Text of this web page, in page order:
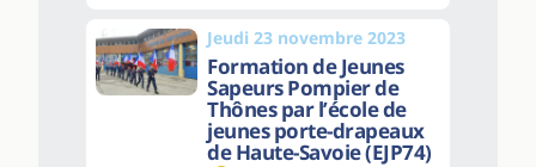
Jeudi 23 novembre 2023
Formation de Jeunes
Sapeurs Pompier de
Thônes par l’école de
jeunes porte-drapeaux
de Haute-Savoie (EJP74)